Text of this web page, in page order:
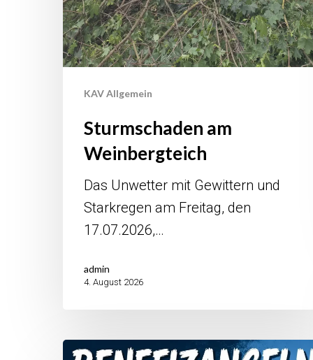
KAV Allgemein
Sturmschaden am
Weinbergteich
Das Unwetter mit Gewittern und
Starkregen am Freitag, den
17.07.2026,…
admin
4. August 2026
Benefizangeln